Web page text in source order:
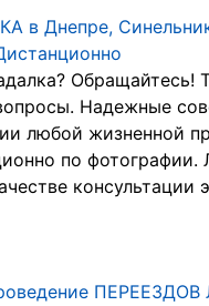
в Днепре,
Обращайтесь!
Надежные
любой жизненной
по фотографии.
консультации
ПЕРЕЕЗДОВ